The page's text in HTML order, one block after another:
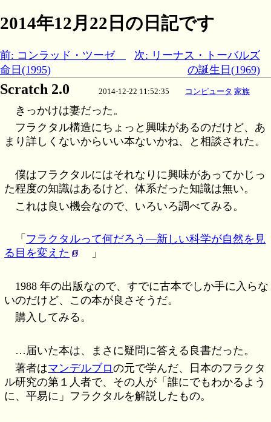
2014年12月22日の日記です
前: コンラッド・ツーゼ
命日(1995)
次: リーナス・トーバルズ
の誕生日(1969)
Scratch 2.0 2014-12-22 11:52:35 コンピュータ 家族
きっかけは妻だった。
フラクタル構造にちょっと興味があるのだけど、あ
まり詳しくないからいい本ないかね、と相談された。
僕はフラクタルにはそれなりに興味があってかじっ
た程度の知識はあるけど、体系だった知識は無い。
これは良い機会なので、いろいろ調べてみる。
「 フラクタルって何だろう―新しい科学が自然を見
る目を変えた
」
1988 年の出版なので、すでに古本でしか手に入らな
いのだけど、この本が良さそうだ。
購入してみる。
…届いた本は、まさに疑問に答える良書だった。
著者はマンデルブロの元で学んだ、日本のフラクタ
ル研究の第１人者で、その人が「誰にでもわかるよう
に、平易に」フラクタルを解説したもの。